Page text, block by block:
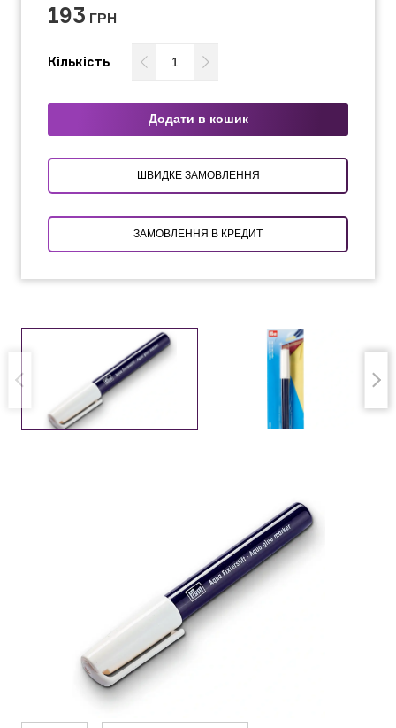
193 ГРН
Кількість
Додати в кошик
ШВИДКЕ ЗАМОВЛЕННЯ
ЗАМОВЛЕННЯ В КРЕДИТ